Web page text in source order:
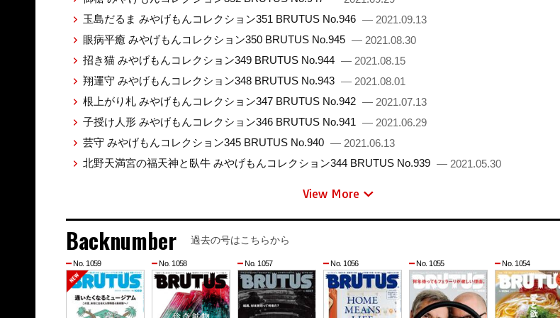
玉島だるま みやげもんコレクション351 BRUTUS No.946 — 2021.09.13
眼病平癒 みやげもんコレクション350 BRUTUS No.945 — 2021.08.30
招き猫 みやげもんコレクション349 BRUTUS No.944 — 2021.08.15
翔運守 みやげもんコレクション348 BRUTUS No.943 — 2021.08.01
根上がり札 みやげもんコレクション347 BRUTUS No.942 — 2021.07.13
子授け人形 みやげもんコレクション346 BRUTUS No.941 — 2021.06.29
芸守 みやげもんコレクション345 BRUTUS No.940 — 2021.06.13
北野天満宮の福天神と臥牛 みやげもんコレクション344 BRUTUS No.939 — 2021.05.30
View More
Backnumber 過去の号はこちらから
No. 1059 No. 1058 No. 1057 No. 1056 No. 1055 No. 1054